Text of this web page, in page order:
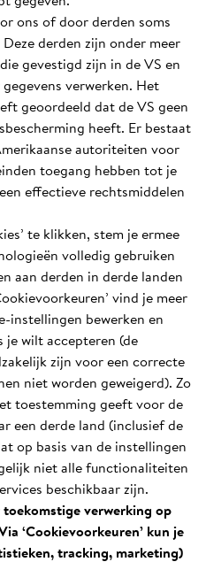
ons of door derden soms
derden zijn onder meer
gevestigd zijn in de VS en
verwerken. Het
geoordeeld dat de VS geen
heeft. Er bestaat
autoriteiten voor
toegang hebben tot je
effectieve rechtsmiddelen
te klikken, stem je ermee
volledig gebruiken
aan derden in derde landen
vind je meer
instellingen bewerken en
je wilt accepteren (de
zijn voor een correcte
niet worden geweigerd). Zo
toestemming geeft voor de
een derde land (inclusief de
op basis van de instellingen
niet alle functionaliteiten
beschikbaar zijn.
verwerking op
‘Cookievoorkeuren’ kun je
tracking, marketing)